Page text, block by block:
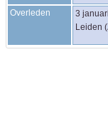
Overleden 3
Leiden